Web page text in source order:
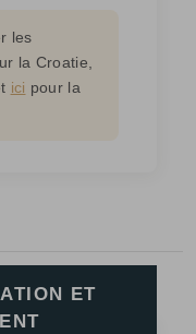
les
la Croatie,
ici pour la
ET